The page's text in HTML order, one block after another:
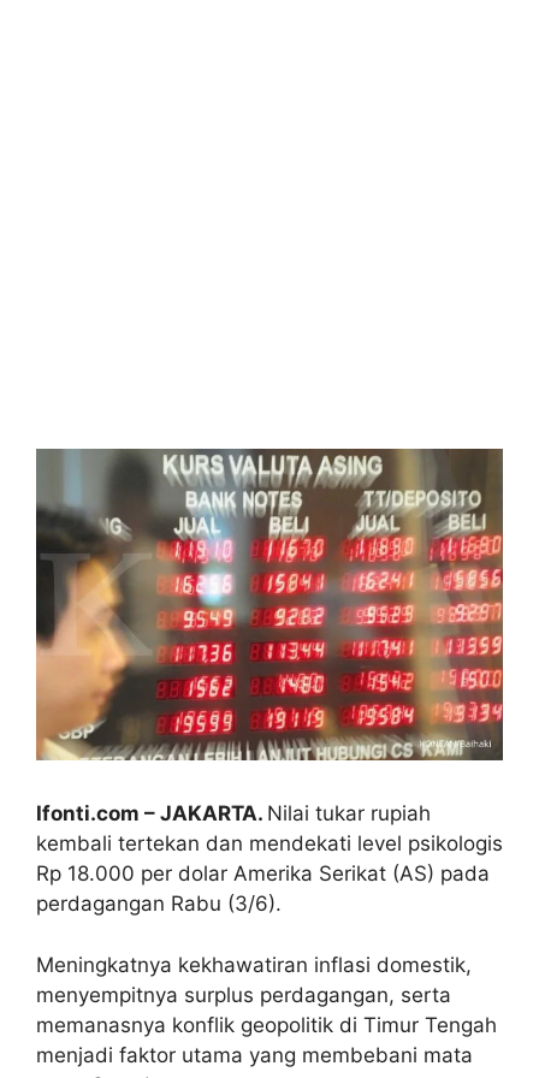
Ifonti.com – JAKARTA. Nilai tukar rupiah
kembali tertekan dan mendekati level psikologis
Rp 18.000 per dolar Amerika Serikat (AS) pada
perdagangan Rabu (3/6).
Meningkatnya kekhawatiran inflasi domestik,
menyempitnya surplus perdagangan, serta
memanasnya konflik geopolitik di Timur Tengah
menjadi faktor utama yang membebani mata